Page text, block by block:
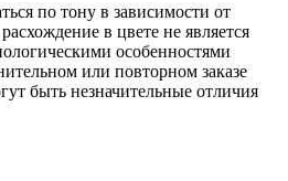
по тону в зависимости от
в цвете не является
особенностями
или повторном заказе
быть незначительные отличия